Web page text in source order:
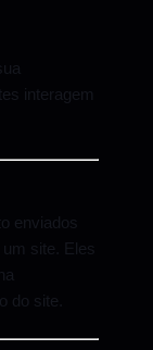
interagem
enviados
site. Eles
do site.